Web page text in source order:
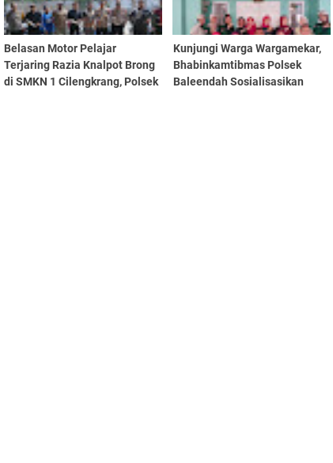
Belasan Motor Pelajar
Terjaring Razia Knalpot Brong
di SMKN 1 Cilengkrang, Polsek
Kunjungi Warga Wargamekar,
Bhabinkamtibmas Polsek
Baleendah Sosialisasikan